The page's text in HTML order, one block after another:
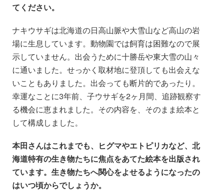
てください。
ナキウサギは北海道の日高山脈や大雪山など高山の岩
場に生息しています。動物園では飼育は困難なので展
示していません。出会うために十勝岳や東大雪の山々
に通いました。せっかく取材地に登頂しても出会えな
いこともありました。出会っても断片的であったり。
幸運なことに3年前、子ウサギを2ヶ月間、追跡観察す
る機会に恵まれました。その内容を、そのまま絵本と
して構成しました。
本田さんはこれまでも、ヒグマやエトピリカなど、北
海道特有の生き物たちに焦点をあてた絵本を出版され
ています。生き物たちへ関心をよせるようになったの
はいつ頃からでしょうか。